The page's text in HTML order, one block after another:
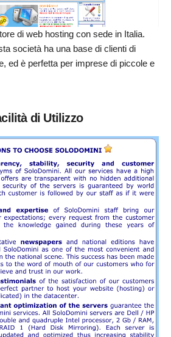
di web hosting con sede in Italia.
società ha una base di clienti di
ed è perfetta per imprese di piccole e
di Utilizzo